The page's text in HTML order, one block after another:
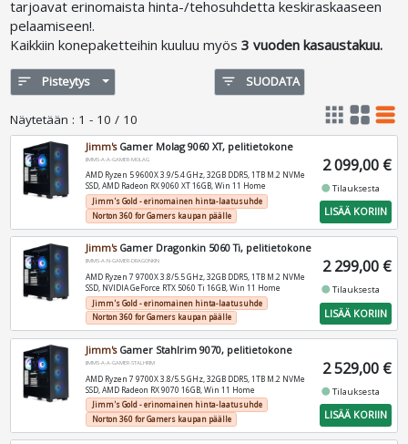
tarjoavat erinomaista hinta-/tehosuhdetta keskiraskaaseen
pelaamiseen!.
Kaikkiin konepaketteihin kuuluu myös3 vuoden kasaustakuu.
sort Pisteytys filter_list SUODATA
Näytetään : 1 - 10 / 10 apps grid_view table_rows
Jimm'sGamer Molag 9060 XT, pelitietokone
JIMMS-A-A-GAMER-MOLAG
AMD Ryzen 5 9600X 3.9/5.4 GHz, 32GB DDR5, 1TB M.2 NVMe
SSD, AMD Radeon RX 9060 XT 16GB, Win 11 Home
Jimm's Gold - erinomainen hinta-laatusuhde
Norton 360 for Gamers kaupan päälle
2 099,00 €
fiber_manual_recordTilauksesta
LISÄÄ KORIIN
Jimm'sGamer Dragonkin 5060 Ti, pelitietokone
JIMMS-A-N-GAMER-DRAGONKIN
AMD Ryzen 7 9700X 3.8/5.5 GHz, 32GB DDR5, 1TB M.2 NVMe
SSD, NVIDIA GeForce RTX 5060 Ti 16GB, Win 11 Home
Jimm's Gold - erinomainen hinta-laatusuhde
Norton 360 for Gamers kaupan päälle
2 299,00 €
fiber_manual_recordTilauksesta
LISÄÄ KORIIN
Jimm'sGamer Stahlrim 9070, pelitietokone
JIMMS-A-A-GAMER-STALHRIM
AMD Ryzen 7 9700X 3.8/5.5 GHz, 32GB DDR5, 1TB M.2 NVMe
SSD, AMD Radeon RX 9070 16GB, Win 11 Home
Jimm's Gold - erinomainen hinta-laatusuhde
Norton 360 for Gamers kaupan päälle
2 529,00 €
fiber_manual_recordTilauksesta
LISÄÄ KORIIN